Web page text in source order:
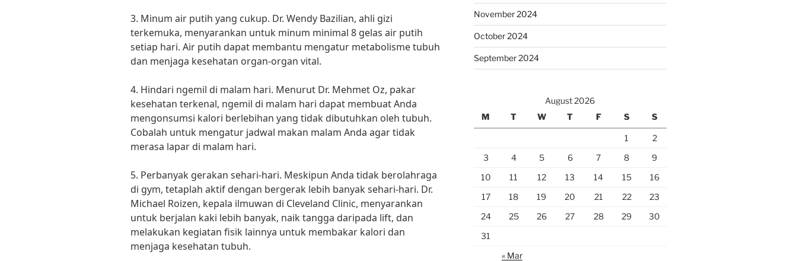
3. Minum air putih yang cukup. Dr. Wendy Bazilian, ahli gizi
terkemuka, menyarankan untuk minum minimal 8 gelas air putih
setiap hari. Air putih dapat membantu mengatur metabolisme tubuh
dan menjaga kesehatan organ-organ vital.
4. Hindari ngemil di malam hari. Menurut Dr. Mehmet Oz, pakar
kesehatan terkenal, ngemil di malam hari dapat membuat Anda
mengonsumsi kalori berlebihan yang tidak dibutuhkan oleh tubuh.
Cobalah untuk mengatur jadwal makan malam Anda agar tidak
merasa lapar di malam hari.
5. Perbanyak gerakan sehari-hari. Meskipun Anda tidak berolahraga
di gym, tetaplah aktif dengan bergerak lebih banyak sehari-hari. Dr.
Michael Roizen, kepala ilmuwan di Cleveland Clinic, menyarankan
untuk berjalan kaki lebih banyak, naik tangga daripada lift, dan
melakukan kegiatan fisik lainnya untuk membakar kalori dan
menjaga kesehatan tubuh.
November 2024
October 2024
September 2024
August 2026
M
T W T F S S
1
2
3
4 5 6 7 8
9
10
11 12 13 14 15
16
17
18 19 20 21 22
23
24
25 26 27 28 29
30
31
« Mar